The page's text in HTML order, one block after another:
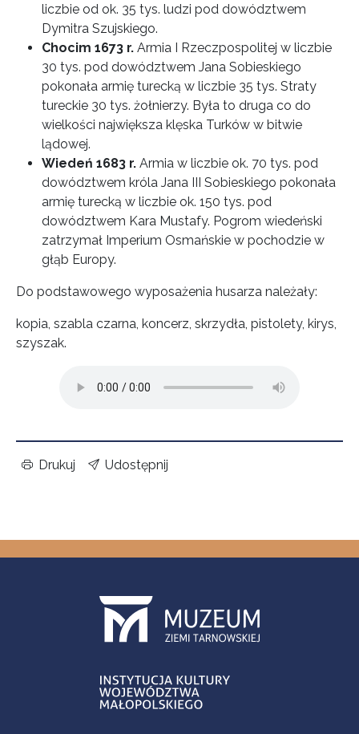
liczbie od ok. 35 tys. ludzi pod dowództwem
Dymitra Szujskiego.
Chocim 1673 r. Armia I Rzeczpospolitej w liczbie
30 tys. pod dowództwem Jana Sobieskiego
pokonała armię turecką w liczbie 35 tys. Straty
tureckie 30 tys. żołnierzy. Była to druga co do
wielkości największa klęska Turków w bitwie
lądowej.
Wiedeń 1683 r. Armia w liczbie ok. 70 tys. pod
dowództwem króla Jana III Sobieskiego pokonała
armię turecką w liczbie ok. 150 tys. pod
dowództwem Kara Mustafy. Pogrom wiedeński
zatrzymał Imperium Osmańskie w pochodzie w
głąb Europy.
Do podstawowego wyposażenia husarza należały:
kopia, szabla czarna, koncerz, skrzydła, pistolety, kirys,
szyszak.
Drukuj Udostępnij